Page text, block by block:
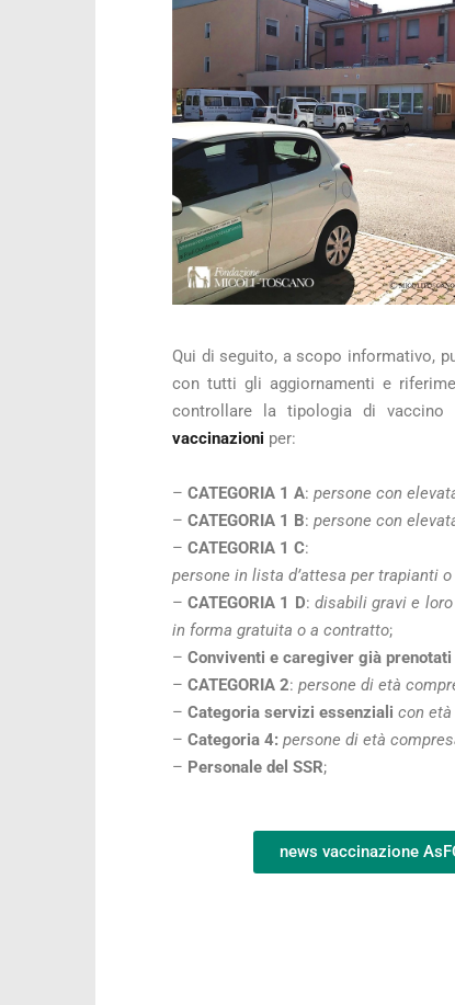
Qui di seguito, a scopo informativo,
con tutti gli aggiornamenti e
controllare la tipologia di
vaccinazioni per:
– CATEGORIA 1 A: persone con
– CATEGORIA 1 B: persone con
– CATEGORIA 1 C:
persone in lista d’attesa per trapianti
–CATEGORIA 1 D: disabili gravi e
in forma gratuita o a contratto;
– Conviventi e caregiver già
– CATEGORIA 2: persone di età
– Categoria servizi essenziali con
– Categoria 4: persone di età
– Personale del SSR;
news vaccinazione